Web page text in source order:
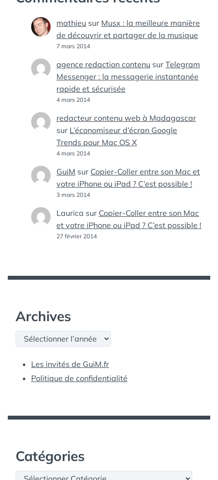
mathieu sur Musx : la meilleure manière
de découvrir et partager de la musique
7 mars 2014
agence redaction contenu sur Telegram
Messenger : la messagerie instantanée
rapide et sécurisée
4 mars 2014
redacteur contenu web à Madagascar
sur L’économiseur d’écran Google
Trends pour Mac OS X
4 mars 2014
GuiM sur Copier-Coller entre son Mac et
votre iPhone ou iPad ? C’est possible !
3 mars 2014
Laurica sur Copier-Coller entre son Mac
et votre iPhone ou iPad ? C’est possible !
27 février 2014
Archives
Archives
Les invités de GuiM.fr
Politique de confidentialité
Catégories
Catégories